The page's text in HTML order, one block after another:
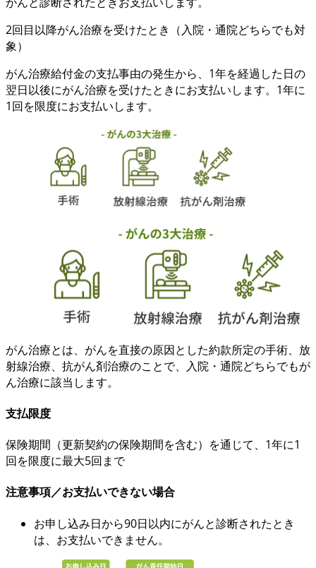
2回目以降がん治療を受けたとき （入院・通院どちらでも対
象）
がん治療給付金の支払事由の発生から、 1年を経過した日の
翌日以後にがん治療を受けたときにお支払いします。1年に
1回を限度にお支払いします。
がん治療とは、 がんを直接の原因とした約款所定の手術、放
射線治療、抗がん剤治療のことで、 入院・通院どちらでもが
ん治療に該当します。
支払限度
保険期間（更新契約の保険期間を含む）を通じて、 1年に1
回を限度に最大5回まで
注意事項／お支払いできない場合
お申し込み日から90日以内にがんと診断されたとき
は、お支払いできません。